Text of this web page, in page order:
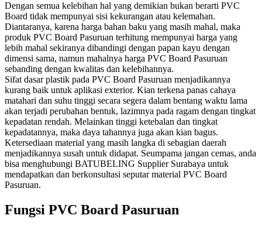
Dengan semua kelebihan hal yang demikian bukan berarti PVC
Board tidak mempunyai sisi kekurangan atau kelemahan.
Diantaranya, karena harga bahan baku yang masih mahal, maka
produk PVC Board Pasuruan terhitung mempunyai harga yang
lebih mahal sekiranya dibandingi dengan papan kayu dengan
dimensi sama, namun mahalnya harga PVC Board Pasuruan
sebanding dengan kwalitas dan kelebihannya.
Sifat dasar plastik pada PVC Board Pasuruan menjadikannya
kurang baik untuk aplikasi exterior. Kian terkena panas cahaya
matahari dan suhu tinggi secara segera dalam bentang waktu lama
akan terjadi perubahan bentuk, lazimnya pada ragam dengan tingkat
kepadatan rendah. Melainkan tinggi ketebalan dan tingkat
kepadatannya, maka daya tahannya juga akan kian bagus.
Ketersediaan material yang masih langka di sebagian daerah
menjadikannya susah untuk didapat. Seumpama jangan cemas, anda
bisa menghubungi BATUBELING Supplier Surabaya untuk
mendapatkan dan berkonsultasi seputar material PVC Board
Pasuruan.
Fungsi PVC Board Pasuruan